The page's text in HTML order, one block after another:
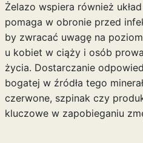
Żelazo wspiera również
pomaga w obronie przed
by zwracać uwagę na
u kobiet w ciąży i osób
życia. Dostarczanie
bogatej w źródła tego
czerwone, szpinak czy
kluczowe w zapobieganiu